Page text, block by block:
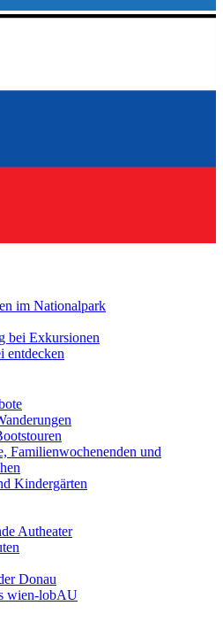
im Nationalpark
bei Exkursionen
entdecken
Familienwochenenden und
Kindergärten
Autheater
Donau
wien-lobAU